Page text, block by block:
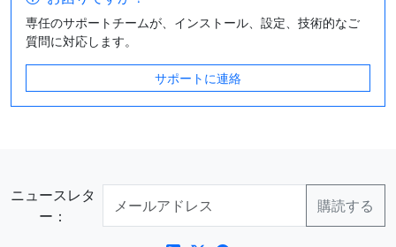
専任のサポートチームが、インストール、設定、技術的なご
質問に対応します。
サポートに連絡
ニュースレタ
ー：